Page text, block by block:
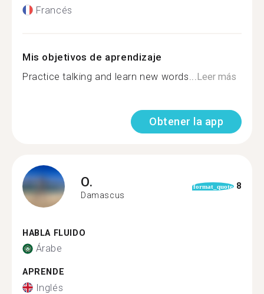
Francés
Mis objetivos de aprendizaje
Practice talking and learn new words... Leer más
Obtener la app
O.
Damascus
format_quote 8
HABLA FLUIDO
Árabe
APRENDE
Inglés